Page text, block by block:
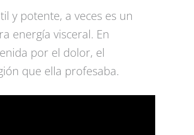
y potente, a veces es un
energía visceral. En
por el dolor, el
que ella profesaba.